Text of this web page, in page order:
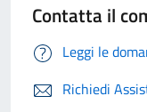
Contatta il
Leggi le
Richiedi